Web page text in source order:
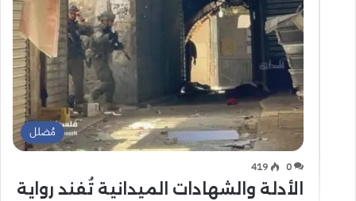
مُضلل
0
419
الأدلة والشهادات الميدانية تُفند رواية